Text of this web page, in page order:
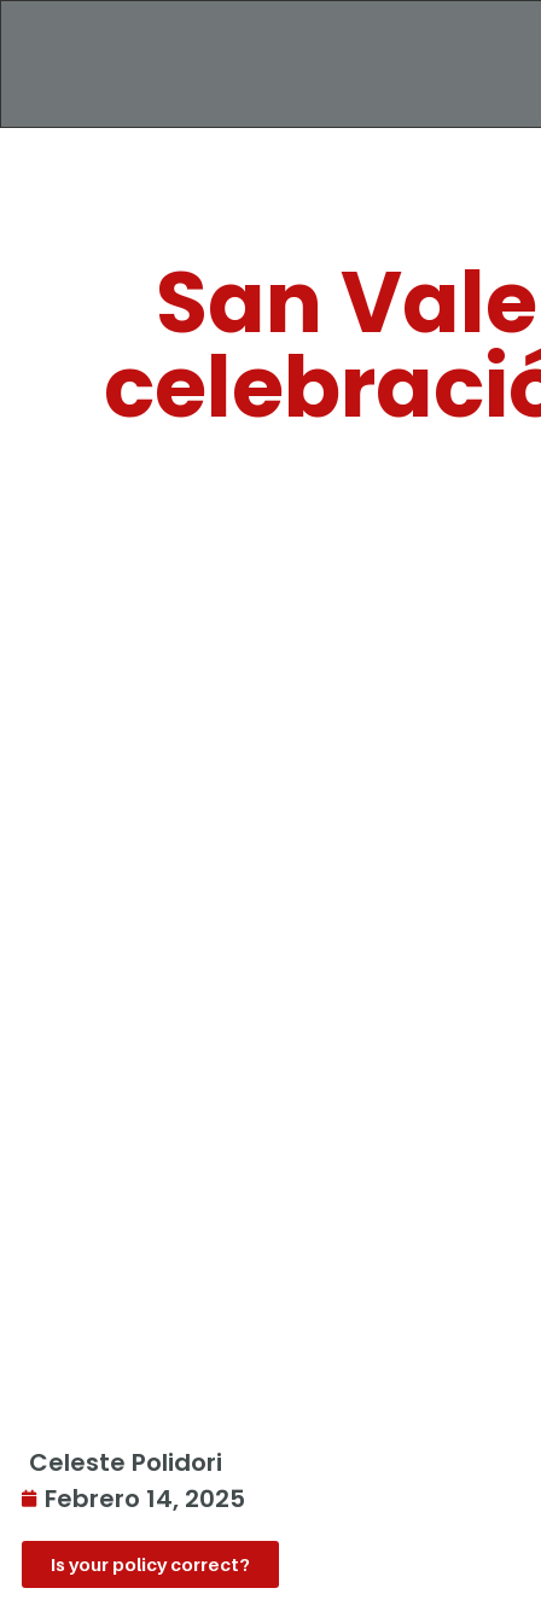
San
Celeste Polidori
Febrero 14, 2025
Is your policy correct?